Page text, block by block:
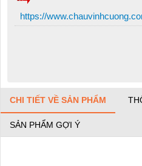
https://
CHI TIẾT VỀ SẢN PHẨM
SẢN PHẨM GỢI Ý